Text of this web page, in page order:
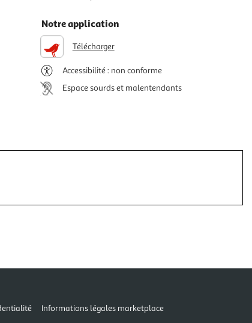
Notre application
Télécharger
Accessibilité : non conforme
Espace sourds et malentendants
Informations légales marketplace